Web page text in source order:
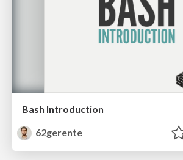
Bash Introduction
62gerente